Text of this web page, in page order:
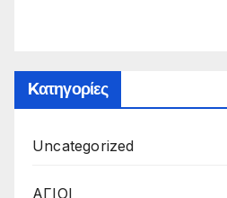
Kατηγορίες
Uncategorized
ΑΓΙΟΙ